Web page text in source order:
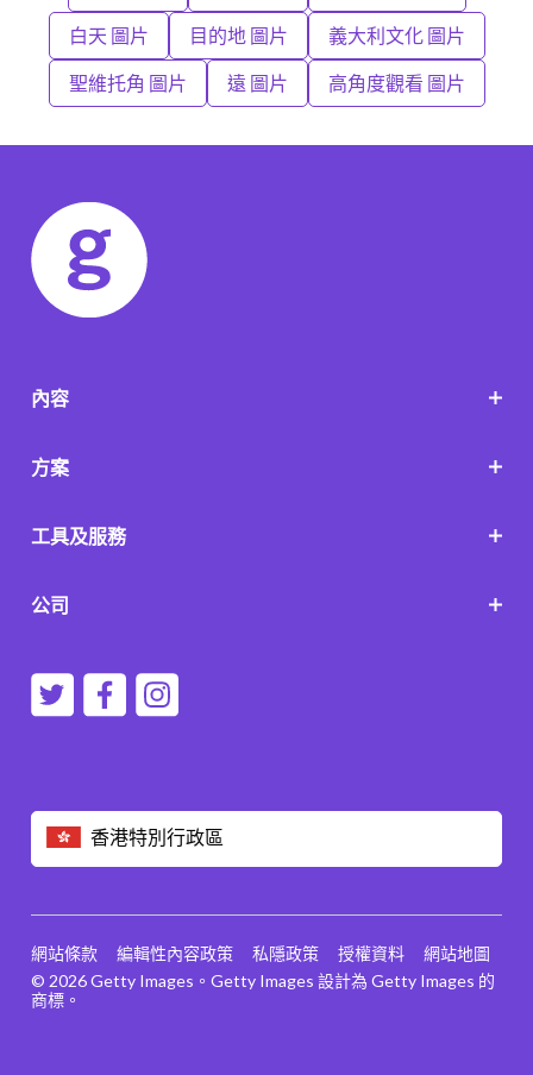
白天 圖片 目的地 圖片 義大利文化 圖片
聖維托角 圖片 遠 圖片 高角度觀看 圖片
香港特別行政區
內容
方案
工具及服務
公司
© 2026 Getty Images。Getty Images 設計為 Getty Images 的
商標。
網站條款 編輯性內容政策 私隱政策 授權資料 網站地圖